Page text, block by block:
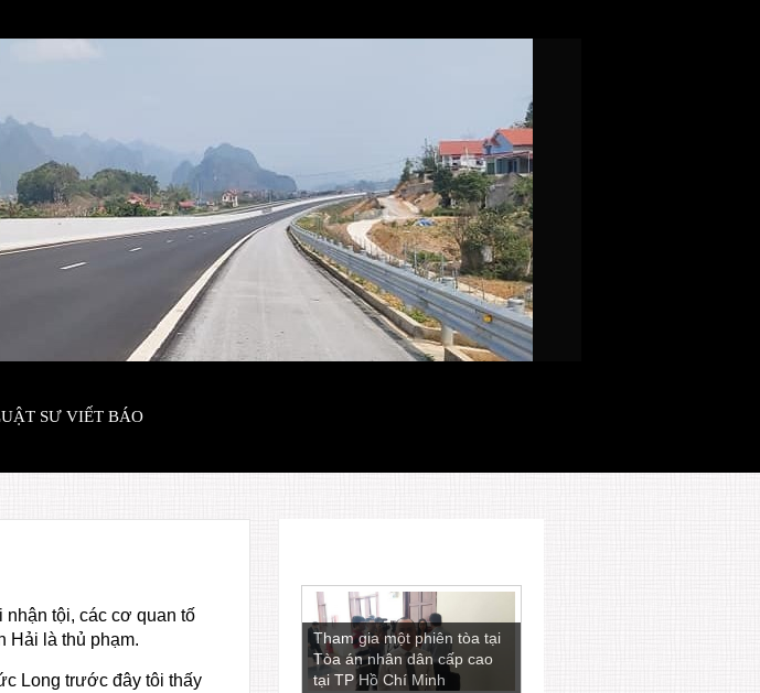
SƯ VIẾT BÁO
tội, các cơ quan tố
Hải là thủ phạm.
Long trước đây tôi thấy
Tham gia một phiên tòa tại
Tòa án nhân dân cấp cao
tại TP Hồ Chí Minh
Luật sư Ngô Ngọc Trai còn
là một nhà báo viết nhiều
bài phân tích các vấn đề
pháp lý